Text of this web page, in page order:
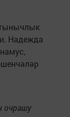
Надежда
очрашу